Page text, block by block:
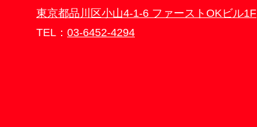
東京都品川区小山4-1-6 ファーストOKビル1F
TEL： 03-6452-4294